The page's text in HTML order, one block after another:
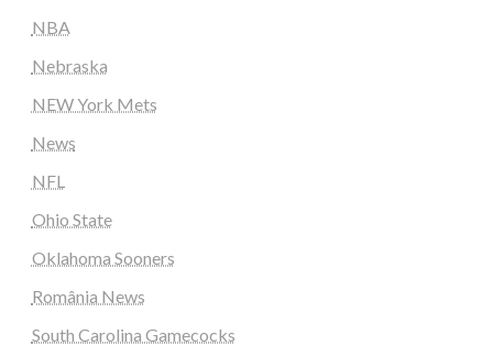
NBA
Nebraska
NEW York Mets
News
NFL
Ohio State
Oklahoma Sooners
România News
South Carolina Gamecocks